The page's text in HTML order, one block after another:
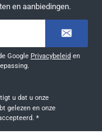
en aanbiedingen.
Google Privacybeleid en
Door doorgaan te selecteren, bevestigt u dat u onze
*